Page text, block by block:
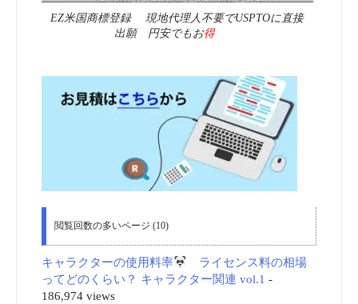
EZ米国商標登録 現地代理人不要でUSPTOに直接
出願 円安でもお得
閲覧回数の多いページ (10)
キャラクターの使用料率
ライセンス料の相場
ってどのくらい？ キャラクター関連 vol.1 -
186,974 views